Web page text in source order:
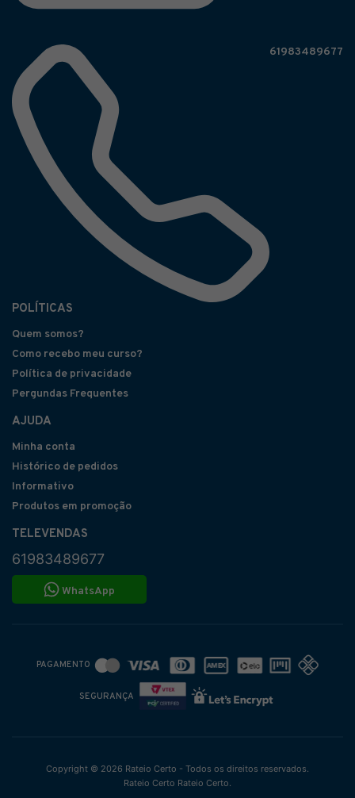
61983489677
POLÍTICAS
Quem somos?
Como recebo meu curso?
Política de privacidade
Pergundas Frequentes
AJUDA
Minha conta
Histórico de pedidos
Informativo
Produtos em promoção
TELEVENDAS
61983489677
WhatsApp
PAGAMENTO
SEGURANÇA
Copyright © 2026 Rateio Certo - Todos os direitos reservados.
Rateio Certo Rateio Certo.